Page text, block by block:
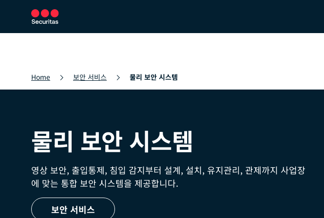
보안 서비스 보안 솔루션 뉴스룸 문의처 채용 정보
Home 보안 서비스 물리 보안 시스템
물리 보안 시스템
영상 보안, 출입통제, 침입 감지부터 설계, 설치, 유지관리, 관제까지 사업장
에 맞는 통합 보안 시스템을 제공합니다.
보안 서비스